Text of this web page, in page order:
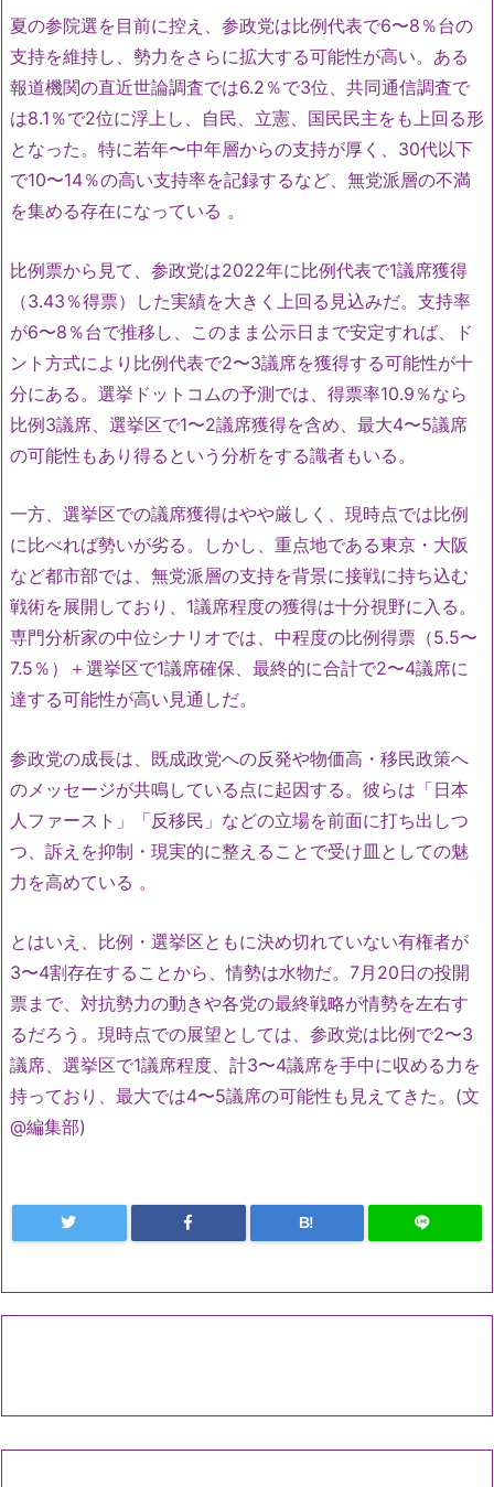
夏の参院選を目前に控え、参政党は比例代表で6〜8％台の
支持を維持し、勢力をさらに拡大する可能性が高い。ある
報道機関の直近世論調査では6.2％で3位、共同通信調査で
は8.1％で2位に浮上し、自民、立憲、国民民主をも上回る形
となった。特に若年〜中年層からの支持が厚く、30代以下
で10〜14％の高い支持率を記録するなど、無党派層の不満
を集める存在になっている 。
比例票から見て、参政党は2022年に比例代表で1議席獲得
（3.43％得票）した実績を大きく上回る見込みだ。支持率
が6〜8％台で推移し、このまま公示日まで安定すれば、ド
ント方式により比例代表で2〜3議席を獲得する可能性が十
分にある。選挙ドットコムの予測では、得票率10.9％なら
比例3議席、選挙区で1〜2議席獲得を含め、最大4〜5議席
の可能性もあり得るという分析をする識者もいる。
一方、選挙区での議席獲得はやや厳しく、現時点では比例
に比べれば勢いが劣る。しかし、重点地である東京・大阪
など都市部では、無党派層の支持を背景に接戦に持ち込む
戦術を展開しており、1議席程度の獲得は十分視野に入る。
専門分析家の中位シナリオでは、中程度の比例得票（5.5〜
7.5％）＋選挙区で1議席確保、最終的に合計で2〜4議席に
達する可能性が高い見通しだ。
参政党の成長は、既成政党への反発や物価高・移民政策へ
のメッセージが共鳴している点に起因する。彼らは「日本
人ファースト」「反移民」などの立場を前面に打ち出しつ
つ、訴えを抑制・現実的に整えることで受け皿としての魅
力を高めている 。
とはいえ、比例・選挙区ともに決め切れていない有権者が
3〜4割存在することから、情勢は水物だ。7月20日の投開
票まで、対抗勢力の動きや各党の最終戦略が情勢を左右す
るだろう。現時点での展望としては、参政党は比例で2〜3
議席、選挙区で1議席程度、計3〜4議席を手中に収める力を
持っており、最大では4〜5議席の可能性も見えてきた。(文
@編集部)
B!